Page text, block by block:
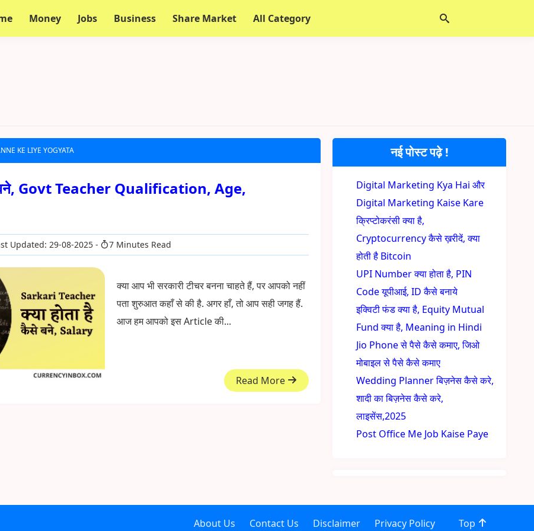
Money Jobs Business Share Market All Category
KE LIYE YOGYATA
बने, Govt Teacher Qualification, Age,
Updated: 29-08-2025 7 Minutes Read
क्या आप भी सरकारी टीचर बनना चाहते हैं, पर आपको नहीं
पता शुरुआत कहाँ से की है. अगर हाँ, तो आप सही जगह हैं.
आज हम आपको इस Article की...
Read More
नई पोस्ट पढ़े !
Digital Marketing Kya Hai और
Digital Marketing Kaise Kare
क्रिप्टोकरंसी क्या है,
Cryptocurrency कैसे ख़रीदें, क्या
होती है Bitcoin
UPI Number क्या होता है, PIN
Code यूपीआई, ID कैसे बनाये
इक्विटी फंड क्या है, Equity Mutual
Fund क्या है, Meaning in Hindi
Jio Phone से पैसे कैसे कमाए, जिओ
मोबाइल से पैसे कैसे कमाए
Wedding Planner बिज़नेस कैसे करे,
शादी का बिज़नेस कैसे करे,
लाइसेंस,2025
Post Office Me Job Kaise Paye
About Us Contact Us Disclaimer Privacy Policy Top